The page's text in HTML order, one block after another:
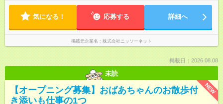
気になる！ 応募する 詳細へ
掲載元企業名 株式会社ニッソーネット
掲載日：2026.08.08
未読
NEW
【オープニング募集】おばあちゃんのお散歩付
き添いも仕事の1つ